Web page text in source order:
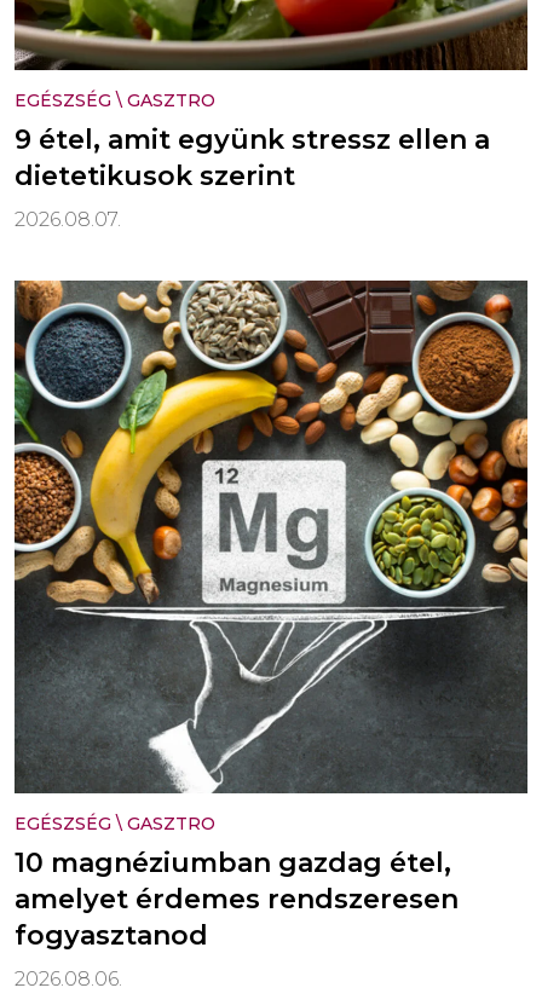
EGÉSZSÉG \ GASZTRO
9 étel, amit együnk stressz ellen a
dietetikusok szerint
2026.08.07.
EGÉSZSÉG \ GASZTRO
10 magnéziumban gazdag étel,
amelyet érdemes rendszeresen
fogyasztanod
2026.08.06.